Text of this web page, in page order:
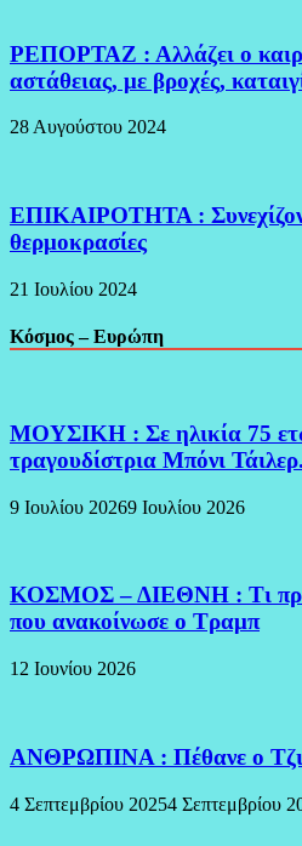
ΡΕΠΟΡΤΑΖ : Αλλάζει ο
αστάθειας, με βροχές,
28 Αυγούστου 2024
ΕΠΙΚΑΙΡΟΤΗΤΑ :
θερμοκρασίες
21 Ιουλίου 2024
Κόσμος – Ευρώπη
ΜΟΥΣΙΚΗ : Σε ηλικία 75
τραγουδίστρια Μπόνι Τάιλερ.
9 Ιουλίου 20269 Ιουλίου 2026
ΚΟΣΜΟΣ – ΔΙΕΘΝΗ : Τι
που ανακοίνωσε ο Τραμπ
12 Ιουνίου 2026
ΑΝΘΡΩΠΙΝΑ : Πέθανε ο
4 Σεπτεμβρίου 20254 Σεπτεμβρίου